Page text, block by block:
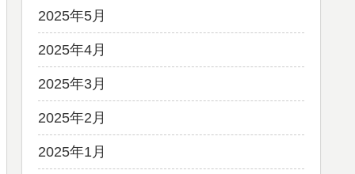
2025年5月
2025年4月
2025年3月
2025年2月
2025年1月